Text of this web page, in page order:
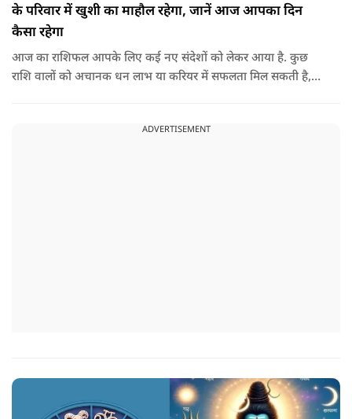
के परिवार में खुशी का माहौल रहेगा, जानें आज आपका दिन
कैसा रहेगा
आज का राशिफल आपके लिए कई नए संदेशों को लेकर आया है. कुछ
राशि वालों को अचानक धन लाभ या करियर में सफलता मिल सकती है,
ADVERTISEMENT